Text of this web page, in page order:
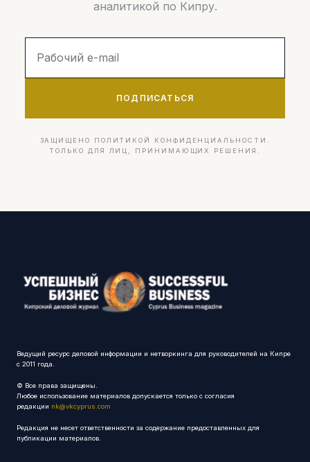
аналитикой по Кипру.
ПОДПИСАТЬСЯ
ЗАЩИЩЕНО ПОЛИТИКОЙ КОНФИДЕНЦИАЛЬНОСТИ.
ТОЛЬКО ДЛЯ ЛИЦ, ПРИНИМАЮЩИХ РЕШЕНИЯ.
Ведущий ресурс деловой информации и нетворкинга для руководителей на Кипре
с 2011 года.
© Все права защищены.
Любое использование материалов допускается только с согласия
редакции nk@vkcyprus.com
Редакция не несет ответственности за содержание предоставленных для
публикации материалов.